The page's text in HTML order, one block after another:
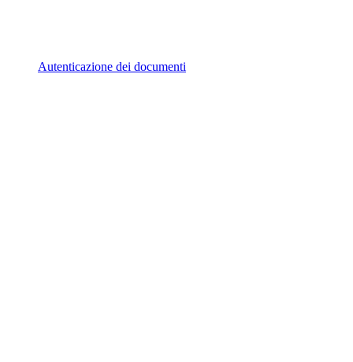
Autenticazione dei documenti